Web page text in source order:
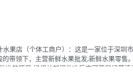
果店（个体工商户）：这是一家位于深圳
的带领下，主营新鲜水果批发;新鲜水果零
准的项目,经相关部门批准后方可开展经营